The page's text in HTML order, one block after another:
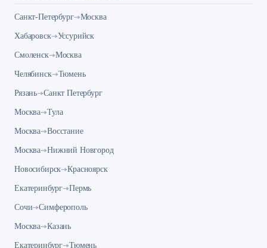
Санкт-Петербург Москва
Хабаровск Уссурийск
Смоленск Москва
Челябинск Тюмень
Рязань Санкт Петербург
Москва Тула
Москва Восстание
Москва Нижний Новгород
Новосибирск Красноярск
Екатеринбург Пермь
Сочи Симферополь
Москва Казань
Екатеринбург Тюмень